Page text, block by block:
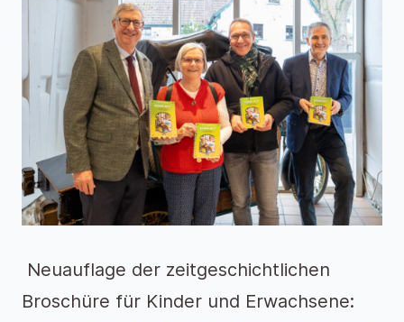
Neuauflage der zeitgeschichtlichen
Broschüre für Kinder und Erwachsene: